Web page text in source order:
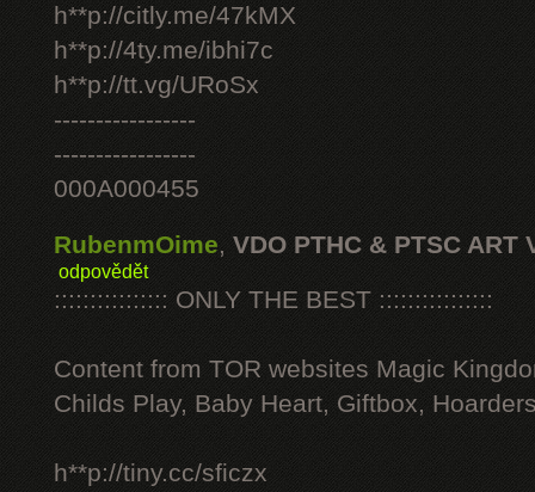
h**p://citly.me/47kMX
h**p://4ty.me/ibhi7c
h**p://tt.vg/URoSx
-----------------
-----------------
000A000455
RubenmOime, VDO PTHC & PTSC ART
odpovědět
:::::::::::::::: ONLY THE BEST ::::::::::::::::
Content from TOR websites Magic
Childs Play, Baby Heart, Giftbox,
h**p://tiny.cc/sficzx